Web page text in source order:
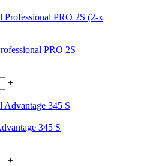
PRO 2S
+
345 S
+